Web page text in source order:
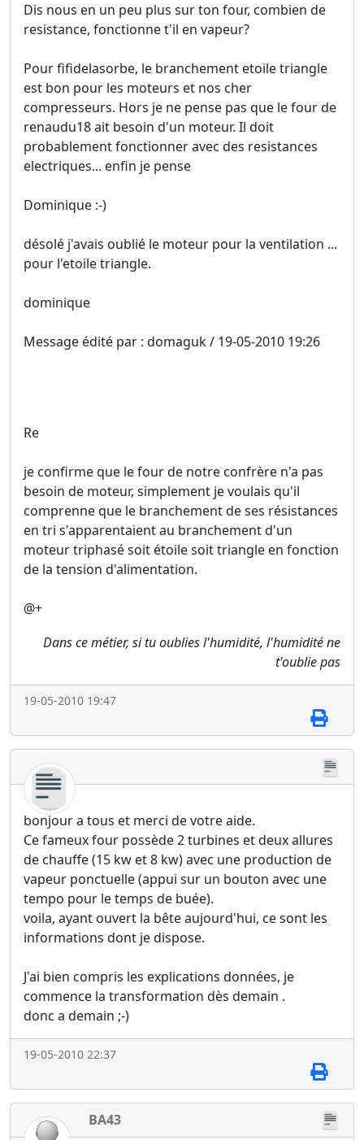
Dis nous en un peu plus sur ton four, combien de
resistance, fonctionne t'il en vapeur?
Pour fifidelasorbe, le branchement etoile triangle
est bon pour les moteurs et nos cher
compresseurs. Hors je ne pense pas que le four de
renaudu18 ait besoin d'un moteur. Il doit
probablement fonctionner avec des resistances
electriques... enfin je pense
Dominique :-)
désolé j'avais oublié le moteur pour la ventilation ...
pour l'etoile triangle.
dominique
Message édité par : domaguk / 19-05-2010 19:26
Re
je confirme que le four de notre confrère n'a pas
besoin de moteur, simplement je voulais qu'il
comprenne que le branchement de ses résistances
en tri s'apparentaient au branchement d'un
moteur triphasé soit étoile soit triangle en fonction
de la tension d'alimentation.
@+
Dans ce métier, si tu oublies l'humidité, l'humidité ne
t'oublie pas
19-05-2010 19:47
bonjour a tous et merci de votre aide.
Ce fameux four possède 2 turbines et deux allures
de chauffe (15 kw et 8 kw) avec une production de
vapeur ponctuelle (appui sur un bouton avec une
tempo pour le temps de buée).
voila, ayant ouvert la bête aujourd'hui, ce sont les
informations dont je dispose.
J'ai bien compris les explications données, je
commence la transformation dès demain .
donc a demain ;-)
19-05-2010 22:37
BA43